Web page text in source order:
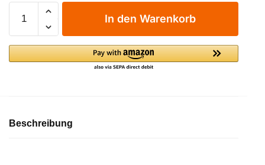
SunnySlush®
Sirup
-
Waldmeister
5
Menge
In den Warenkorb
Beschreibung